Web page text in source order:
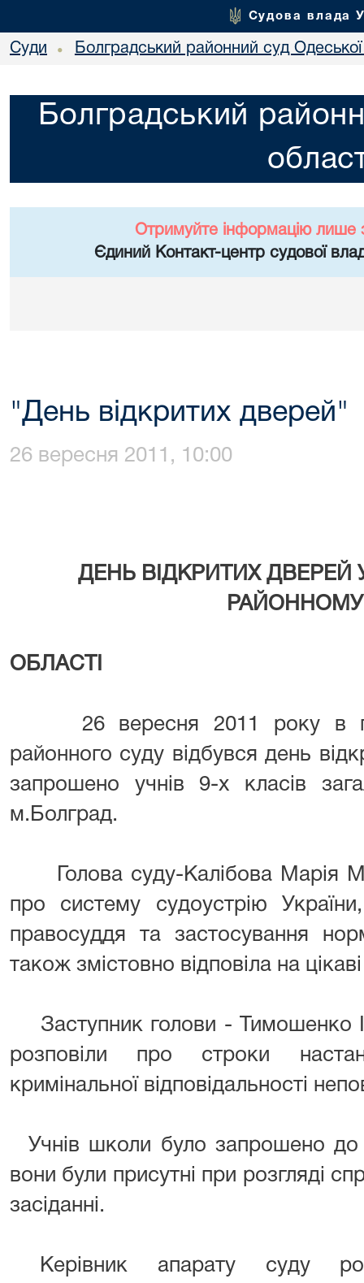
Судова влада
Суди • Болградський районний суд Одеської
Болградський
Отримуйте інформацію лише
Єдиний Контакт-центр судової
"День відкритих дверей"
26 вересня 2011, 10:00
ДЕНЬ ВІДКРИТИХ
РАЙОННОМУ
ОБЛАСТІ
26 вересня 2011 року в
районного суду відбувся день
запрошено учнів 9-х класів
м.Болград.
Голова суду-Калібова Марія
про систему судоустрію
правосуддя та застосування
також змістовно відповіла на
Заступник голови - Тимошенко
розповіли про строки
кримінальної відповідальності
Учнів школи було запрошено до
вони були присутні при розгляді
засіданні.
Керівник апарату суду